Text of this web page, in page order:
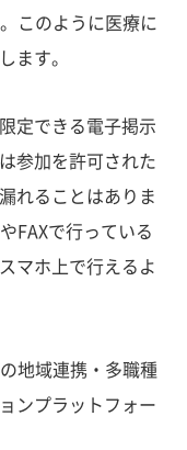
このように医療に
ます。
定できる電子掲示
参加を許可された
れることはありま
FAXで行っている
マホ上で行えるよ
地域連携・多職種
ンプラットフォー